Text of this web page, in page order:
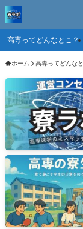
高専ってどんなとこ？
ホーム 高専ってどんな